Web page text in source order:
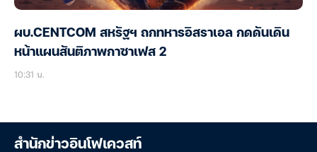
ผบ.CENTCOM สหรัฐฯ ถกทหารอิสราเอล กดดันเดิน
หน้าแผนสันติภาพกาซาเฟส 2
10:31 น.
สำนักข่าวอินโฟเควสท์